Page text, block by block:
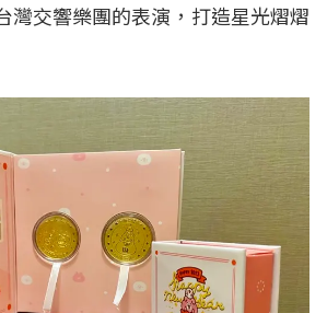
灣交響樂團的表演，打造星光熠熠